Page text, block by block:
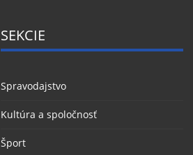
SEKCIE
Spravodajstvo
Kultúra a spoločnosť
Šport